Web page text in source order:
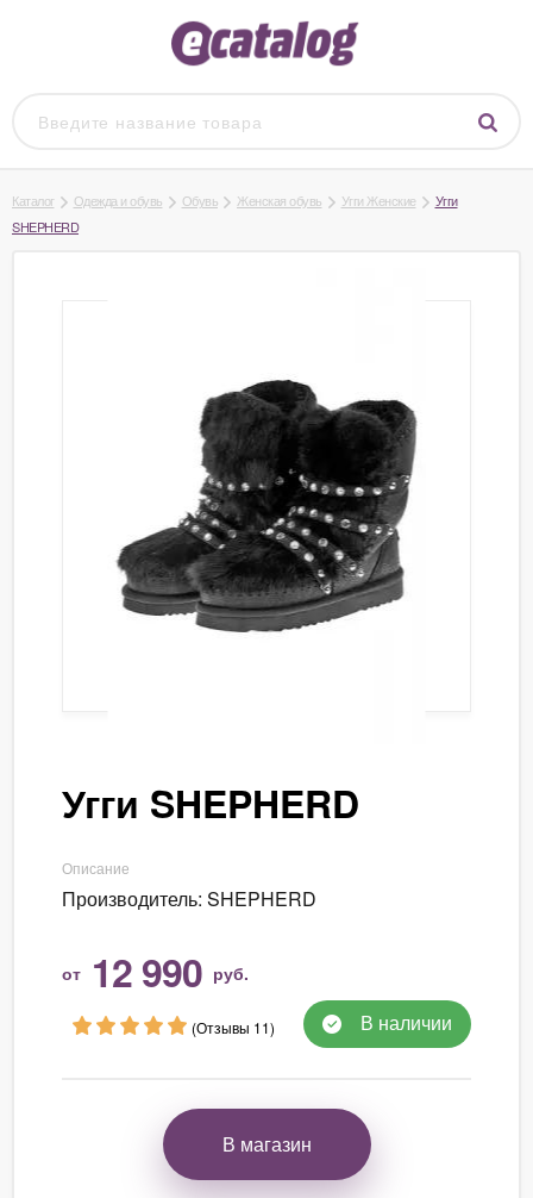
Каталог Одежда и обувь Обувь Женская обувь Угги Женские
Угги
SHEPHERD
Угги SHEPHERD
Описание
Производитель: SHEPHERD
от 12 990 руб.
(Отзывы 11) В наличии
В магазин